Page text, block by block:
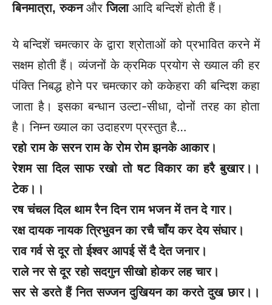
बिनमात्रा, रुकनऔरजिलाआदि बन्दिशें होती हैं।
ये बन्दिशें चमत्कार के द्वारा श्रोताओं को प्रभावित करने में
सक्षम होती हैं। व्यंजनों के क्रमिक प्रयोग से ख्याल की हर
पंक्ति निबद्ध होने पर चमत्कार को ककेहरा की बन्दिश कहा
जाता है। इसका बन्धान उल्टा-सीधा, दोनों तरह का होता
है। निम्न ख्याल का उदाहरण प्रस्तुत है…
रहो राम के सरन राम के रोम रोम झनके आकार।
रेशम सा दिल साफ रखो तो षट विकार का हरै बुखार।।
टेक।।
रष चंचल दिल थाम रैन दिन राम भजन में तन दे गार।
रक्ष दायक नायक त्रिभुवन का रचै चाँय कर देय संघार।
राव गर्व से दूर तो ईश्वर आपई सें दै देत जनार।
राले नर से दूर रहो सदगुन सीखो होकर लह चार।
सर से डरते हैं नित सज्जन दुखियन का करते दुख छार।।